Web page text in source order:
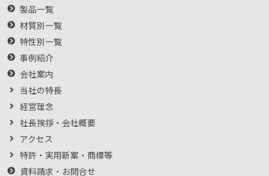
製品一覧
材質別一覧
特性別一覧
事例紹介
会社案内
当社の特長
経営理念
社長挨拶・会社概要
アクセス
特許・実用新案・商標等
資料請求・お問合せ